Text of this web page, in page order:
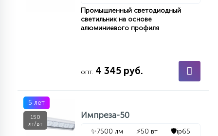
Промышленный светодиодный
светильник на основе
алюминиевого профиля
опт. 4 345 руб.
5 лет
150
лт/вт
Импреза-50
✨7500 лм ⚡50 вт 🛡️ip65